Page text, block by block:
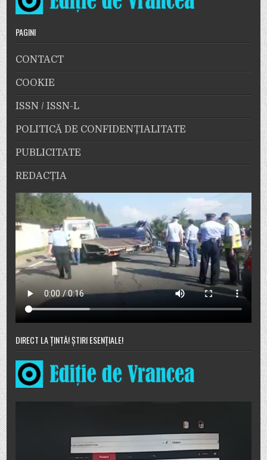
PAGINI
CONTACT
COOKIE
ISSN / ISSN-L
POLITICĂ DE CONFIDENȚIALITATE
PUBLICITATE
REDACȚIA
DIRECT LA ȚINTĂ! ȘTIRI ESENȚIALE!